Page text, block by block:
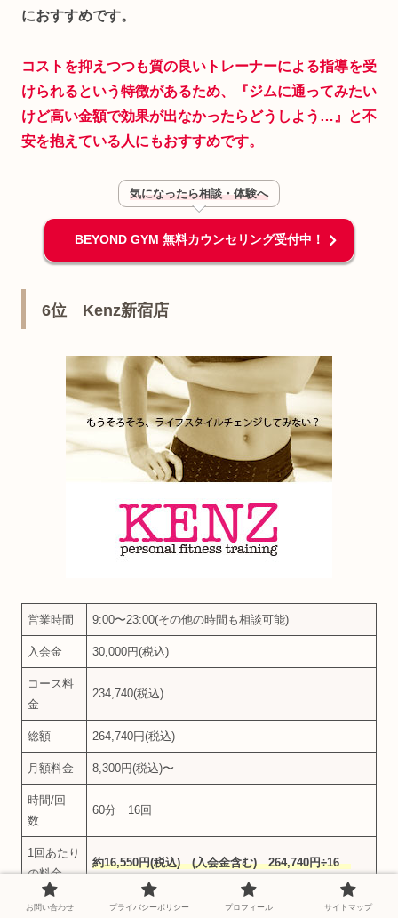
におすすめです。
コストを抑えつつも質の良いトレーナーによる指導を受
けられるという特徴があるため、『ジムに通ってみたい
けど高い金額で効果が出なかったらどうしよう…』と不
安を抱えている人に もおすすめです。
気になったら相談・体験へ
BEYOND GYM 無料カウンセリング受付中！
6位 Kenz新宿店
営業時間 9:00〜23:00(その他の時間も相談可能)
入会金 30,000円(税込)
コース料
金
234,740(税込)
総額 264,740円(税込)
月額料金 8,300円(税込)〜
時間/回
数
60分 16回
1回あたり
の料金
約16,550円(税込) (入会金含む) 264,740円÷16
1時間あた
約16,550円(税込) (入会金含む) 264,740円÷(16×1)
お問い合わせ プライバシーポリシー プロフィール サイトマップ